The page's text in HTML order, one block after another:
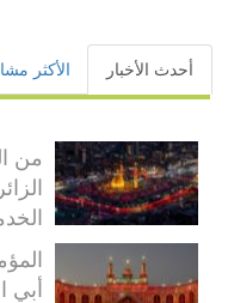
أحدث الأخبار الأكثر
من
أبي